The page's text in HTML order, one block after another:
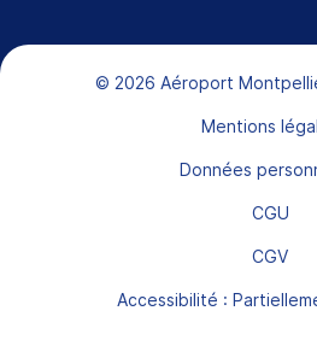
Bas de page
© 2026 Aéroport
Mentions
Données
CGU
CGV
Accessibilité :